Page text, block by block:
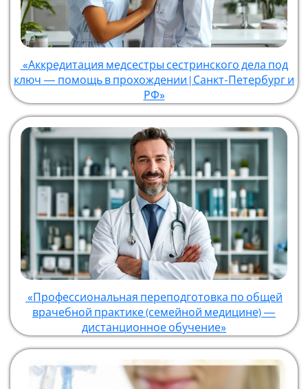
«Аккредитация медсестры сестринского дела под
ключ — помощь в прохождении | Санкт-Петербург и
РФ»
«Профессиональная переподготовка по общей
врачебной практике (семейной медицине) —
дистанционное обучение»